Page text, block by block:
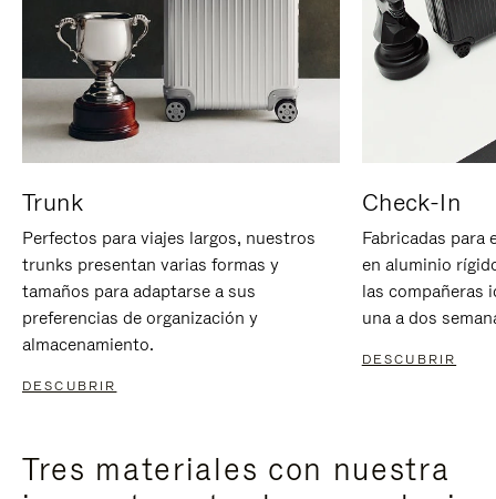
Trunk
Perfectos para viajes largos, nuestros
trunks presentan varias formas y
tamaños para adaptarse a sus
preferencias de organización y
almacenamiento.
DESCUBRIR
Check-In
Fabricadas para
en aluminio
las compañeras
una a dos
DESCUBRIR
Tres materiales con nuestra